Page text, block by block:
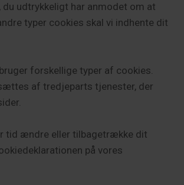
udtrykkeligt har anmodet om at
typer cookies skal vi indhente dit
forskellige typer af cookies.
af tredjeparts tjenester, der
tid ændre eller tilbagetrække dit
på vores